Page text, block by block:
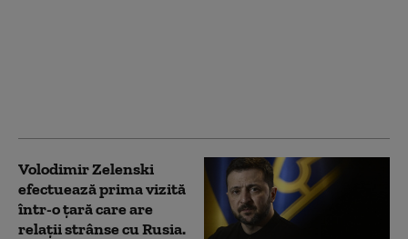
Volodimir Zelenski
efectuează prima vizită
într-o țară care are
relații strânse cu Rusia.